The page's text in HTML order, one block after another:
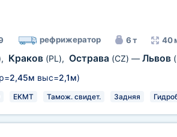
рефрижератор 6 т 40
, Краков (PL), Острава (CZ) — Львов
2,45м выс=2,1м)
EKMT Тамож. свидет. Задняя